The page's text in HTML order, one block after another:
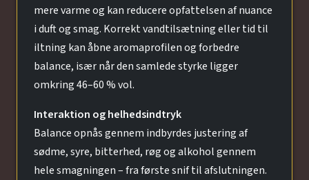
mere varme og kan reducere opfattelsen af nuance
i duft og smag. Korrekt vandtilsætning eller tid til
iltning kan åbne aromaprofilen og forbedre
balance, især når den samlede styrke ligger
omkring 46–60 % vol.
Interaktion og helhedsindtryk
Balance opnås gennem indbyrdes justering af
sødme, syre, bitterhed, røg og alkohol gennem
hele smagningen – fra første snif til afslutningen.